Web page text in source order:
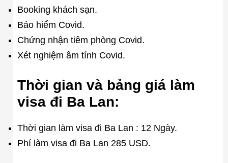
Booking khách sạn.
Bảo hiểm Covid.
Chứng nhận tiêm phòng Covid.
Xét nghiệm âm tính Covid.
Thời gian và bảng giá làm
visa đi Ba Lan:
Thời gian làm visa đi Ba Lan : 12 Ngày.
Phí làm visa đi Ba Lan 285 USD.